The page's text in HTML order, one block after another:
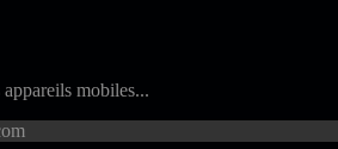
mobiles...